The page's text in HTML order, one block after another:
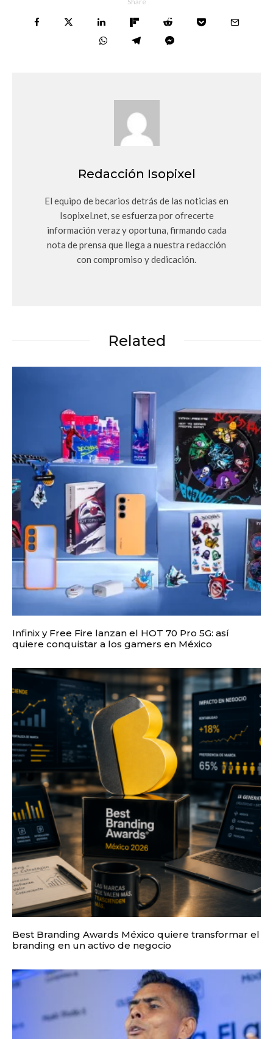
Redacción Isopixel
El equipo de becarios detrás de las noticias en
Isopixel.net, se esfuerza por ofrecerte
información veraz y oportuna, firmando cada
nota de prensa que llega a nuestra redacción
con compromiso y dedicación.
Related
Infinix y Free Fire lanzan el HOT 70 Pro 5G: así
quiere conquistar a los gamers en México
Best Branding Awards México quiere transformar el
branding en un activo de negocio